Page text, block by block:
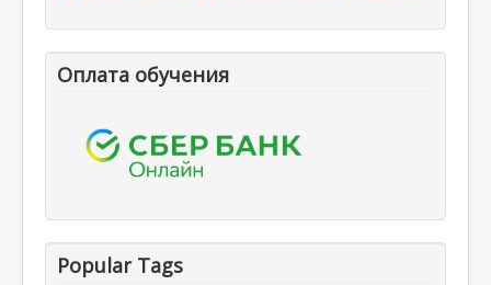
Оплата обучения
Popular Tags